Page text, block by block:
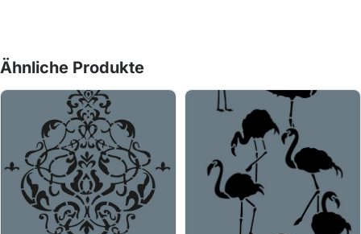
persönliche Kunstwerke. Lassen Sie Ihre Kreativität den freien
Lauf.
Statt einen Maler zurufen können Sie es selber machen z.B
Kinderzimmer, Wand, Bad, Wohnzimmer, Möbel bemalen oder
sogar komplett streichen.
Ähnliche Produkte